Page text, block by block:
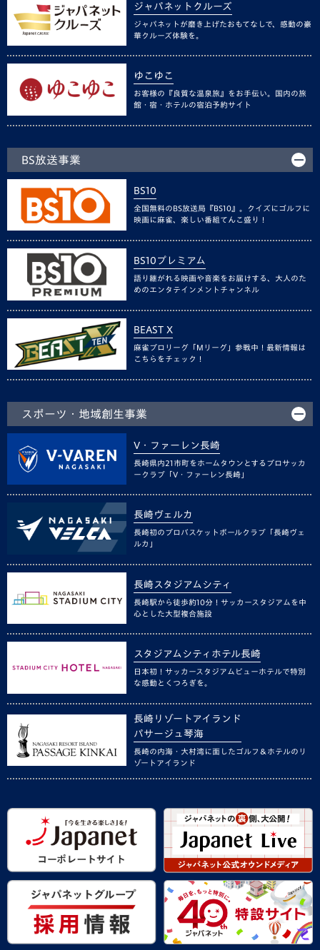
ジャパネットクルーズ
ジャパネットが磨き上げたおもてなしで、感動の豪
華クルーズ体験を。
ゆこゆこ
お客様の『良質な温泉旅』をお手伝い。国内の旅
館・宿・ホテルの宿泊予約サイト
BS放送事業
BS10
全国無料のBS放送局『BS10』。クイズにゴルフに
映画に麻雀、楽しい番組てんこ盛り！
BS10プレミアム
語り継がれる映画や音楽をお届けする、大人のた
めのエンタテインメントチャンネル
BEAST X
麻雀プロリーグ「Mリーグ」参戦中！最新情報は
こちらをチェック！
スポーツ・地域創生事業
V・ファーレン長崎
長崎県内21市町をホームタウンとするプロサッカ
ークラブ「V・ファーレン長崎」
長崎ヴェルカ
長崎初のプロバスケットボールクラブ「長崎ヴェ
ルカ」
長崎スタジアムシティ
長崎駅から徒歩約10分！サッカースタジアムを中
心とした大型複合施設
スタジアムシティホテル長崎
日本初！サッカースタジアムビューホテルで特別
な感動とくつろぎを。
長崎リゾートアイランド
パサージュ琴海
長崎の内海・大村湾に面したゴルフ＆ホテルのリ
ゾートアイランド